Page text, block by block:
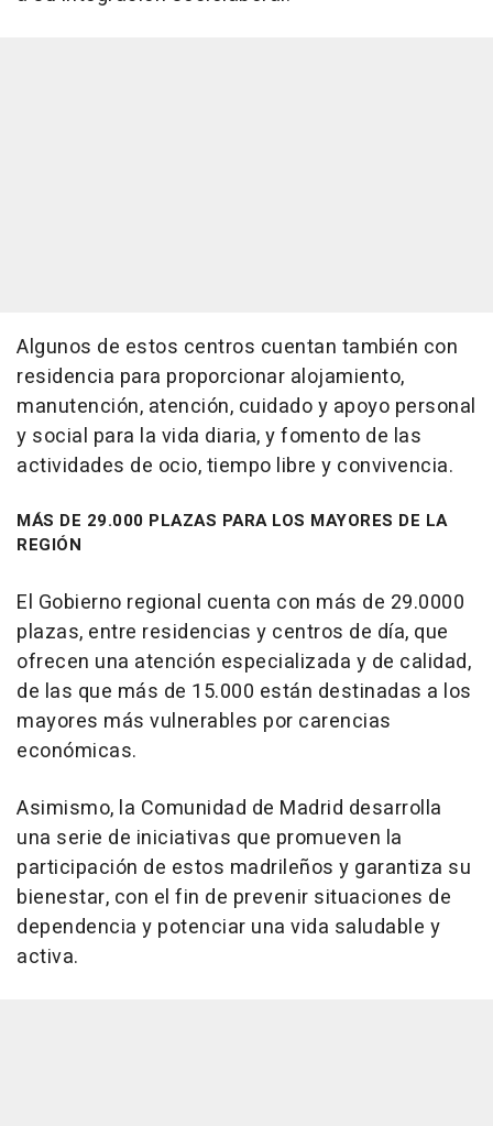
Algunos de estos centros cuentan también con
residencia para proporcionar alojamiento,
manutención, atención, cuidado y apoyo personal
y social para la vida diaria, y fomento de las
actividades de ocio, tiempo libre y convivencia.
MÁS DE 29.000 PLAZAS PARA LOS MAYORES DE LA
REGIÓN
El Gobierno regional cuenta con más de 29.0000
plazas, entre residencias y centros de día, que
ofrecen una atención especializada y de calidad,
de las que más de 15.000 están destinadas a los
mayores más vulnerables por carencias
económicas.
Asimismo, la Comunidad de Madrid desarrolla
una serie de iniciativas que promueven la
participación de estos madrileños y garantiza su
bienestar, con el fin de prevenir situaciones de
dependencia y potenciar una vida saludable y
activa.